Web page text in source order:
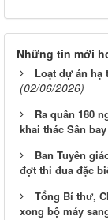
Những tin mới
Loạt dự án hạ
(02/06/2026)
Ra quân 180
khai thác Sân
Ban Tuyên
đợt thi đua đặc
Tổng Bí thư,
xong bộ máy